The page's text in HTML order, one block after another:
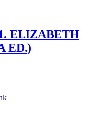
ELIZABETH
ED.)